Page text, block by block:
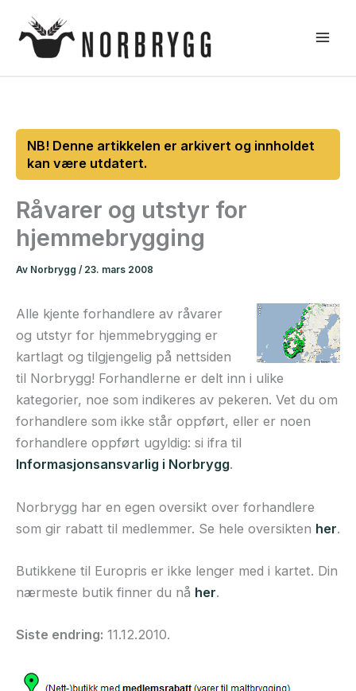
rett
Råvarer og utstyr for
hjemmebrygging
Av Norbrygg / 23. mars 2008
Alle kjente forhandlere av råvarer
og utstyr for hjemmebrygging er
kartlagt og tilgjengelig på nettsiden
til Norbrygg! Forhandlerne er delt inn i ulike
kategorier, noe som indikeres av pekeren. Vet du om
forhandlere som ikke står oppført, eller er noen
forhandlere oppført ugyldig: si ifra til
Informasjonsansvarlig i Norbrygg.
Norbrygg har en egen oversikt over forhandlere
som gir rabatt til medlemmer. Se hele oversikten her.
Butikkene til Europris er ikke lenger med i kartet. Din
nærmeste butik finner du nå her.
Siste endring: 11.12.2010.